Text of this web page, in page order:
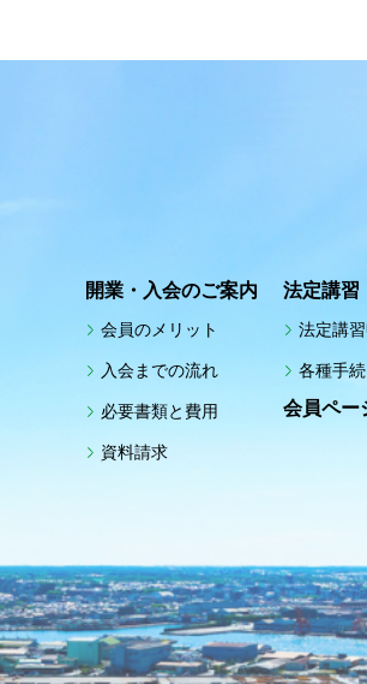
開業・入会のご案内
会員のメリット
入会までの流れ
必要書類と費用
資料請求
法定講習
法定講
各種手続
会員ペー